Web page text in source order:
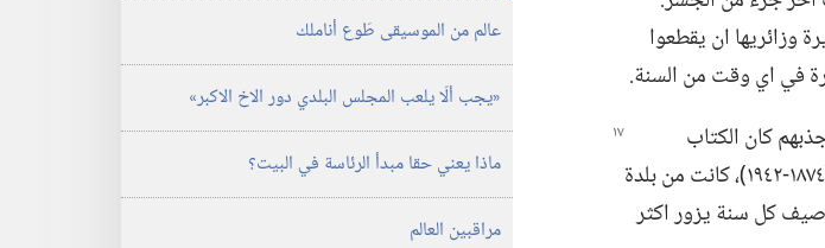
بإمكان سكان الجزيرة وزائريها ان يقطعوا
كان الكتاب
‏(‏بالانكليزية)‏.‏ فكاتبته،‏ لوسي مود مونتْڠمري (‏١٨٧٤-‏١٩٤٢)‏،‏ كانت من بلدة
صيف كل سنة يزور اكثر
عالم من الموسيقى طَوع أناملك
‏«يجب ألّا يلعب المجلس البلدي دور الاخ الاكبر»‏
ماذا يعني حقا مبدأ الرئاسة في البيت؟‏
مراقبين العالم